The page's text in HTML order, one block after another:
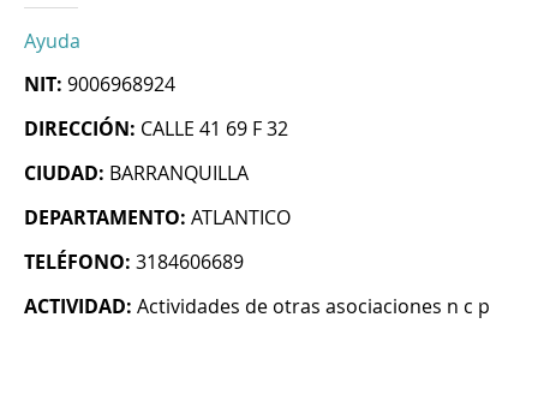
Ayuda
NIT: 9006968924
DIRECCIÓN: CALLE 41 69 F 32
CIUDAD: BARRANQUILLA
DEPARTAMENTO: ATLANTICO
TELÉFONO: 3184606689
ACTIVIDAD: Actividades de otras asociaciones n c p